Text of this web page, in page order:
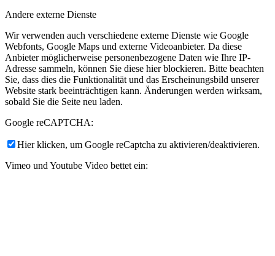
Andere externe Dienste
Wir verwenden auch verschiedene externe Dienste wie Google
Webfonts, Google Maps und externe Videoanbieter. Da diese
Anbieter möglicherweise personenbezogene Daten wie Ihre IP-
Adresse sammeln, können Sie diese hier blockieren. Bitte beachten
Sie, dass dies die Funktionalität und das Erscheinungsbild unserer
Website stark beeinträchtigen kann. Änderungen werden wirksam,
sobald Sie die Seite neu laden.
Google reCAPTCHA:
Hier klicken, um Google reCaptcha zu aktivieren/deaktivieren.
Vimeo und Youtube Video bettet ein: